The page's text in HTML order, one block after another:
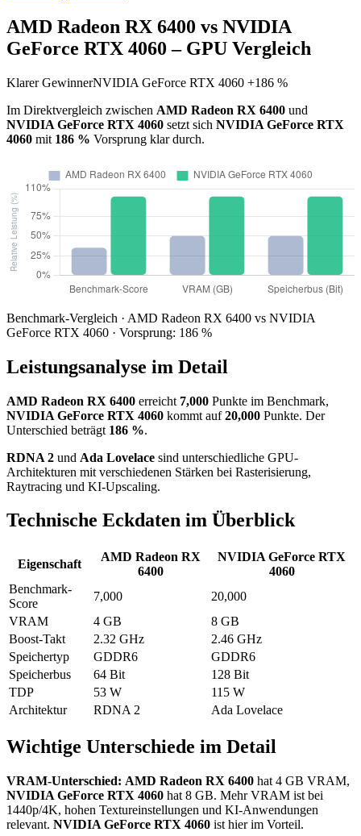
AMD Radeon RX 6400 vs NVIDIA
GeForce RTX 4060 – GPU Vergleich
Klarer GewinnerNVIDIA GeForce RTX 4060 +186 %
Im Direktvergleich zwischen AMD Radeon RX 6400 und
NVIDIA GeForce RTX 4060 setzt sich NVIDIA GeForce RTX
4060 mit 186 % Vorsprung klar durch.
Benchmark-Vergleich · AMD Radeon RX 6400 vs NVIDIA
GeForce RTX 4060 · Vorsprung: 186 %
Leistungsanalyse im Detail
AMD Radeon RX 6400 erreicht 7,000 Punkte im Benchmark,
NVIDIA GeForce RTX 4060 kommt auf20,000 Punkte. Der
Unterschied beträgt 186 %.
RDNA 2 und Ada Lovelace sind unterschiedliche GPU-
Architekturen mit verschiedenen Stärken bei Rasterisierung,
Raytracing und KI-Upscaling.
Technische Eckdaten im Überblick
Eigenschaft
AMD Radeon RX
6400
NVIDIA GeForce RTX
4060
Benchmark-
Score
7,000
20,000
VRAM
4 GB
8 GB
Boost-Takt
2.32 GHz
2.46 GHz
Speichertyp
GDDR6
GDDR6
Speicherbus
64 Bit
128 Bit
TDP
53 W
115 W
Architektur
RDNA 2 Ada Lovelace
Wichtige Unterschiede im Detail
VRAM-Unterschied: AMD Radeon RX 6400 hat 4 GB VRAM,
NVIDIA GeForce RTX 4060 hat 8 GB. Mehr VRAM ist bei
1440p/4K, hohen Textureinstellungen und KI-Anwendungen
relevant. NVIDIA GeForce RTX 4060 ist hier im Vorteil.